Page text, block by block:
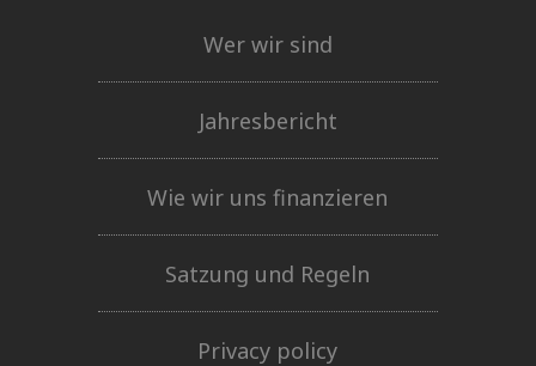
Wer wir sind
Jahresbericht
Wie wir uns finanzieren
Satzung und Regeln
Privacy policy